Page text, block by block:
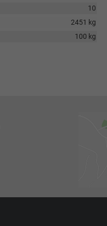
10
2451 kg
100 kg